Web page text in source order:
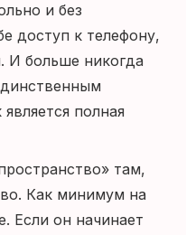
и без
доступ к телефону,
И больше никогда
полная
там,
Как минимум на
Если он начинает